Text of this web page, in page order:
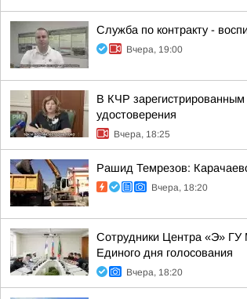
Служба по контракту -
Вчера, 19:00
В КЧР
удостоверения
Вчера, 18:25
Рашид Темрезов:
Вчера, 18:20
Сотрудники Центра «Э» ГУ
Единого дня голосования
Вчера, 18:20